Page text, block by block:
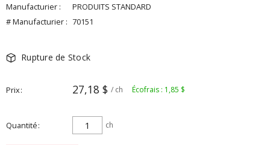
Manufacturier :
PRODUITS STANDARD
# Manufacturier : 70151
Rupture de Stock
Prix 27,18 $ / ch Écofrais : 1,85 $
Quantité ch